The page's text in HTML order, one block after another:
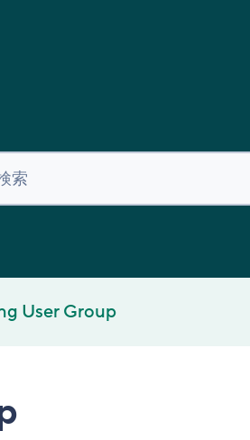
User Group